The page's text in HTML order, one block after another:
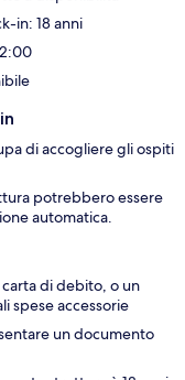
in: 18 anni
di accogliere gli ospiti
potrebbero essere
automatica.
di debito, o un
spese accessorie
un documento